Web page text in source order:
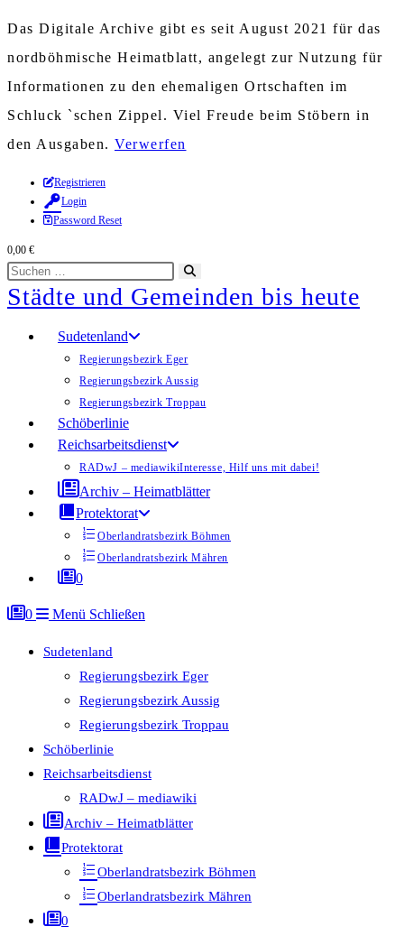
Das Digitale Archive gibt es seit August 2021 für das
nordböhmische Heimatblatt, angelegt zur Nutzung für
Informationen zu den ehemaligen Ortschaften im
Schluck `schen Zippel. Viel Freude beim Stöbern in
den Ausgaben. Verwerfen
Zum
Inhalt
springen
Registrieren
Login
Password Reset
0,00 €
Diese
Website
durchsuchen
starten
Städte und Gemeinden bis heute
Sudetenland
Regierungsbezirk Eger
Regierungsbezirk Aussig
Regierungsbezirk Troppau
Schöberlinie
Reichsarbeitsdienst
RADwJ – mediawikiInteresse, Hilf uns mit dabei!
Archiv – Heimatblätter
Protektorat
Oberlandratsbezirk Böhmen
Oberlandratsbezirk Mähren
0
0 Menü Schließen
Sudetenland
Regierungsbezirk Eger
Regierungsbezirk Aussig
Regierungsbezirk Troppau
Schöberlinie
Reichsarbeitsdienst
RADwJ – mediawiki
Archiv – Heimatblätter
Protektorat
Oberlandratsbezirk Böhmen
Oberlandratsbezirk Mähren
0